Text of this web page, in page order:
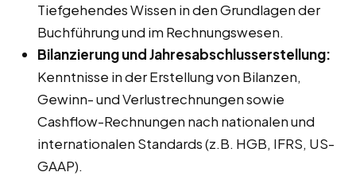
Tiefgehendes Wissen in den Grundlagen der
Buchführung und im Rechnungswesen.
Bilanzierung und Jahresabschlusserstellung:
Kenntnisse in der Erstellung von Bilanzen,
Gewinn- und Verlustrechnungen sowie
Cashflow-Rechnungen nach nationalen und
internationalen Standards (z.B. HGB, IFRS, US-
GAAP).